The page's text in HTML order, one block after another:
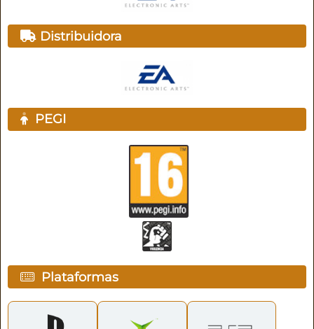
Distribuidora
PEGI
Plataformas